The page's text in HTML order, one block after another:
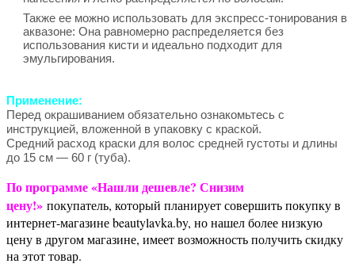
Также ее можно использовать для экспресс-тонирования в
аквазоне: Она равномерно распределяется без
использования кисти и идеально подходит для
эмульгирования.
Применение:
Перед окрашиванием обязательно ознакомьтесь с
инструкцией, вложенной в упаковку с краской.
Средний расход краски для волос средней густоты и длины
до 15 см — 60 г (туба).
По программе «Нашли дешевле? Снизим
цену!» покупатель, который планирует совершить покупку в
интернет-магазине beautylavka.by, но нашел более низкую
цену в другом магазине, имеет возможность получить скидку
на этот товар.